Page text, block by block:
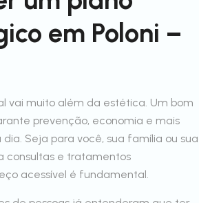
em Poloni –
vai muito além da estética. Um bom
prevenção, economia e mais
Seja para você, sua família ou sua
consultas e tratamentos
acessível é fundamental.